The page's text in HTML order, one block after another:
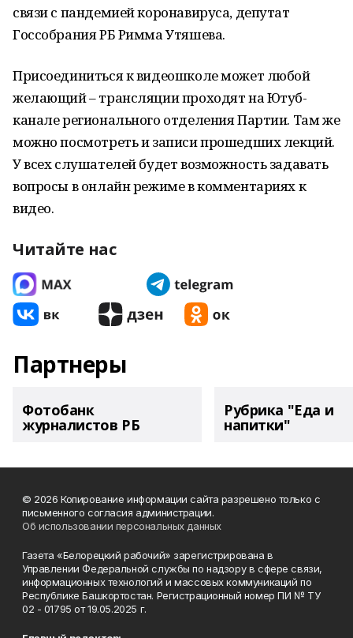
связи с пандемией коронавируса, депутат
Госсобрания РБ Римма Утяшева.
Присоединиться к видеошколе может любой
желающий – трансляции проходят на Ютуб-
канале регионального отделения Партии. Там же
можно посмотреть и записи прошедших лекций.
У всех слушателей будет возможность задавать
вопросы в онлайн режиме в комментариях к
видео.
Читайте нас
Партнеры
Фотобанк
журналистов РБ
Рубрика "Еда и
напитки"
© 2026 Копирование информации сайта разрешено только с
письменного согласия администрации.
Об использовании персональных данных
Газета «Белорецкий рабочий» зарегистрирована в
Управлении Федеральной службы по надзору в сфере связи,
информационных технологий и массовых коммуникаций по
Республике Башкортостан. Регистрационный номер ПИ № ТУ
02 - 01795 от 19.05.2025 г.